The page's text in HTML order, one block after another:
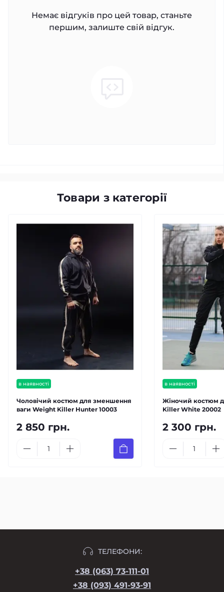
Немає відгуків про цей товар, станьте
першим, залиште свій відгук.
Товари з категорії
в наявності
Чоловічий костюм для зменшення
ваги Weight Killer Hunter 10003
2 850 грн.
в наявності
Жіночий костюм
Killer White 20002
2 300 грн.
ТЕЛЕФОНИ:
+38 (063) 73-111-01
+38 (093) 491-93-91